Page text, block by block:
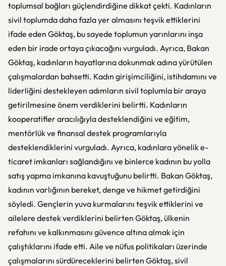
toplumsal bağları güçlendirdiğine dikkat çekti. Kadınların
sivil toplumda daha fazla yer almasını teşvik ettiklerini
ifade eden Göktaş, bu sayede toplumun yarınlarını inşa
eden bir irade ortaya çıkacağını vurguladı. Ayrıca, Bakan
Göktaş, kadınların hayatlarına dokunmak adına yürütülen
çalışmalardan bahsetti. Kadın girişimciliğini, istihdamını ve
liderliğini destekleyen adımların sivil toplumla bir araya
getirilmesine önem verdiklerini belirtti. Kadınların
kooperatifler aracılığıyla desteklendiğini ve eğitim,
mentörlük ve finansal destek programlarıyla
desteklendiklerini vurguladı. Ayrıca, kadınlara yönelik e-
ticaret imkanları sağlandığını ve binlerce kadının bu yolla
satış yapma imkanına kavuştuğunu belirtti. Bakan Göktaş,
kadının varlığının bereket, denge ve hikmet getirdiğini
söyledi. Gençlerin yuva kurmalarını teşvik ettiklerini ve
ailelere destek verdiklerini belirten Göktaş, ülkenin
refahını ve kalkınmasını güvence altına almak için
çalıştıklarını ifade etti. Aile ve nüfus politikaları üzerinde
çalışmalarını sürdüreceklerini belirten Göktaş, sivil